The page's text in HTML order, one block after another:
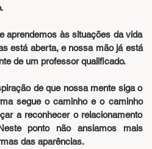
aprendemos às situações da vida
está aberta, e nossa mão já está
de um professor qualificado.
de que nossa mente siga o
segue o caminho e o caminho
a reconhecer o relacionamento
ponto não ansiamos mais
das aparências.